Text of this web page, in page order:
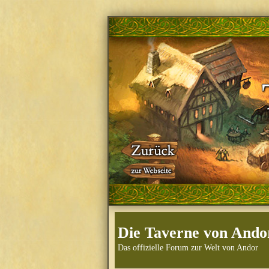
Die Taverne von
Das offizielle Forum zur Welt von Andor